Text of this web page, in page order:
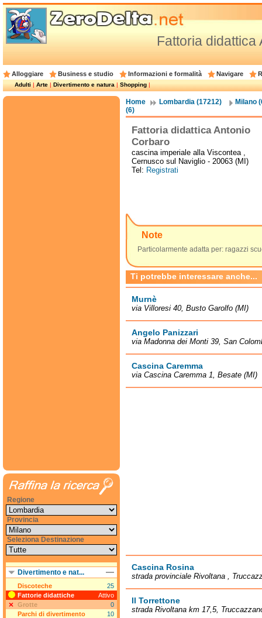
Fattoria didattica
Alloggiare Business e studio Informazioni e formalità Navigare
Adulti|Arte|Divertimento e natura|Shopping|
Home Lombardia (17212)
Milano
(6)
Fattoria didattica Antonio
Corbaro
cascina imperiale alla Viscontea ,
Cernusco sul Naviglio - 20063 (MI)
Tel: Registrati
Note
Particolarmente adatta per: ragazzi
Ti potrebbe interessare anche...
Murnè
via Villoresi 40, Busto Garolfo (MI)
Angelo Panizzari
via Madonna dei Monti 39, San
Cascina Caremma
via Cascina Caremma 1, Besate (MI)
Cascina Rosina
strada provinciale Rivoltana ,
Il Torrettone
strada Rivoltana km 17,5,
Regione
Provincia
Seleziona Destinazione
Divertimento e nat...
Discoteche
25
Fattorie didattiche
Attivo
Grotte
0
Parchi di divertimento
10